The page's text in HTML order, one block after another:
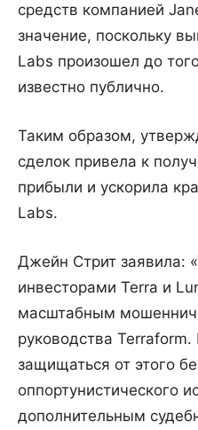
средств компанией
значение, поскольку
Labs произошел до
известно публично.
Таким образом,
сделок привела к
прибыли и ускорила
Labs.
Джейн Стрит заявила:
инвесторами Terra и
масштабным
руководства
защищаться от этого
оппортунистического
дополнительным